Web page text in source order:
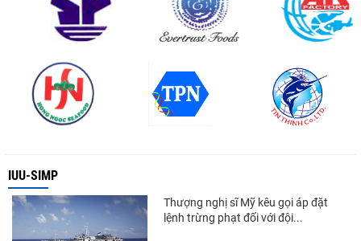
IUU-SIMP
Thượng nghị sĩ Mỹ kêu gọi áp đặt
lệnh trừng phạt đối với đội...